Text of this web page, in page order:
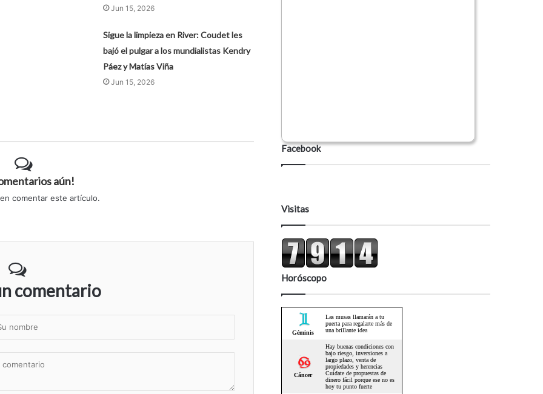
Jun 15, 2026
Sigue la limpieza en River: Coudet les
bajó el pulgar a los mundialistas Kendry
Páez y Matías Viña
Jun 15, 2026
aún!
comentar este artículo.
comentario
Facebook
Visitas
Horóscopo